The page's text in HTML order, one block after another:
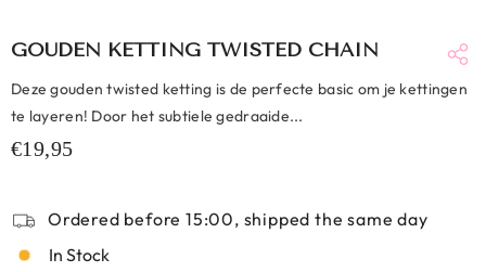
GOUDEN KETTING TWISTED CHAIN
Deze gouden twisted ketting is de perfecte basic om je kettingen
te layeren! Door het subtiele gedraaide...
€19,95
Ordered before 15:00, shipped the same day
In Stock